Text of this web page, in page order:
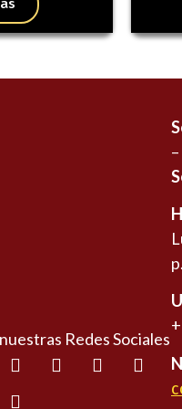
Redes Sociales